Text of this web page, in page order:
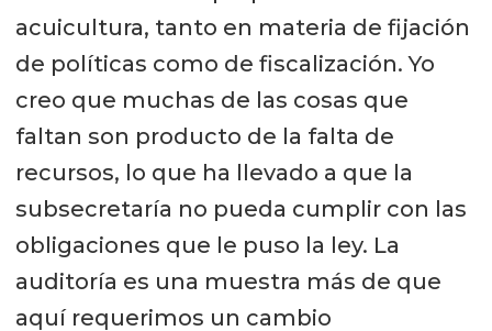
acuicultura, tanto en materia de fijación
de políticas como de fiscalización. Yo
creo que muchas de las cosas que
faltan son producto de la falta de
recursos, lo que ha llevado a que la
subsecretaría no pueda cumplir con las
obligaciones que le puso la ley. La
auditoría es una muestra más de que
aquí requerimos un cambio